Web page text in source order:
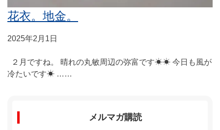
花衣。地金。
2025年2月1日
２月ですね。 晴れの丸敏周辺の弥富です☀☀ 今日も風が
冷たいです☀ ……
メルマガ購読